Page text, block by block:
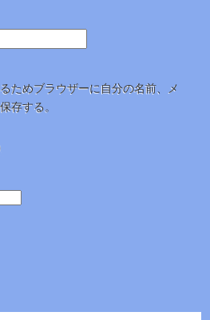
ためブラウザーに自分の名前、メ
存する。